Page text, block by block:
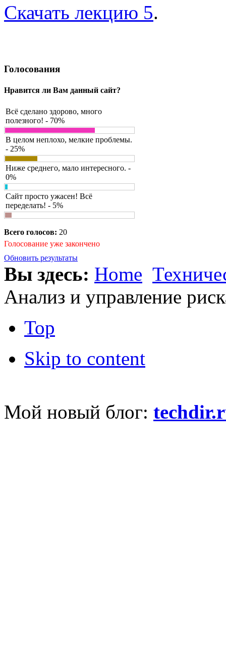
Скачать лекцию 5.
Голосования
Нравится ли Вам данный сайт?
Всё сделано здорово, много
полезного! - 70%
В целом неплохо, мелкие проблемы.
- 25%
Ниже среднего, мало интересного. -
0%
Сайт просто ужасен! Всё
переделать! - 5%
Всего голосов: 20
Голосование уже закончено
Обновить результаты
Вы здесь: Home
Анализ и управление
Top
Skip to content
Мой новый блог: